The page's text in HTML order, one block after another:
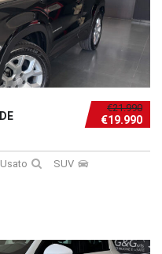
€21.990
€19.990
Usato
SUV